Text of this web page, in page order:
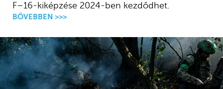
F–16-kiképzése 2024-ben kezdődhet.
BŐVEBBEN >>>